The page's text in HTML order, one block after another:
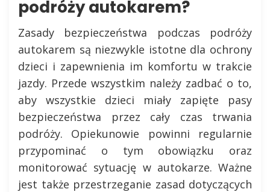
podróży autokarem?
Zasady bezpieczeństwa podczas podróży
autokarem są niezwykle istotne dla ochrony
dzieci i zapewnienia im komfortu w trakcie
jazdy. Przede wszystkim należy zadbać o to,
aby wszystkie dzieci miały zapięte pasy
bezpieczeństwa przez cały czas trwania
podróży. Opiekunowie powinni regularnie
przypominać o tym obowiązku oraz
monitorować sytuację w autokarze. Ważne
jest także przestrzeganie zasad dotyczących